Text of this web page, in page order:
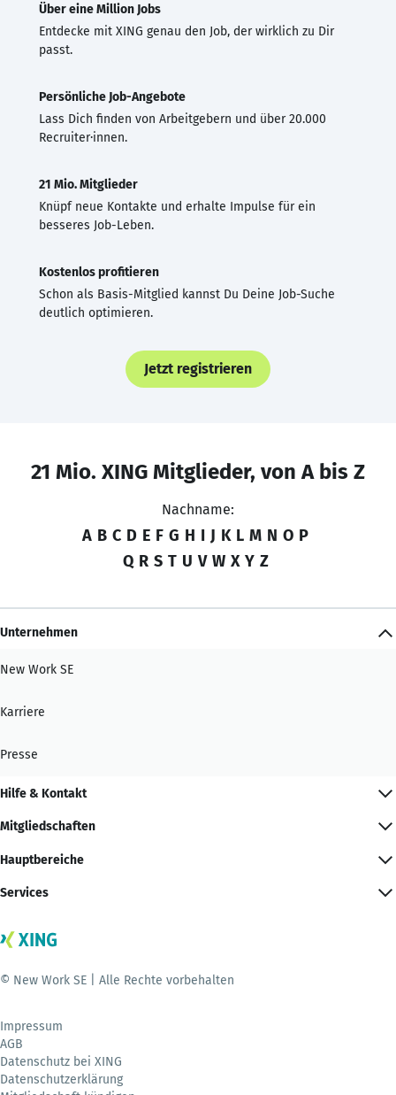
Über eine Million Jobs
Entdecke mit XING genau den Job, der wirklich zu Dir
passt.
Persönliche Job-Angebote
Lass Dich finden von Arbeitgebern und über 20.000
Recruiter·innen.
21 Mio. Mitglieder
Knüpf neue Kontakte und erhalte Impulse für ein
besseres Job-Leben.
Kostenlos profitieren
Schon als Basis-Mitglied kannst Du Deine Job-Suche
deutlich optimieren.
Jetzt registrieren
21 Mio. XING Mitglieder, von A bis Z
Nachname:
A B C D E F G H I J K L M N O P
Q R S T U V W X Y Z
Unternehmen
New Work SE
Karriere
Presse
Hilfe & Kontakt
Mitgliedschaften
Hauptbereiche
Services
© New Work SE | Alle Rechte vorbehalten
Impressum
AGB
Datenschutz bei XING
Datenschutzerklärung